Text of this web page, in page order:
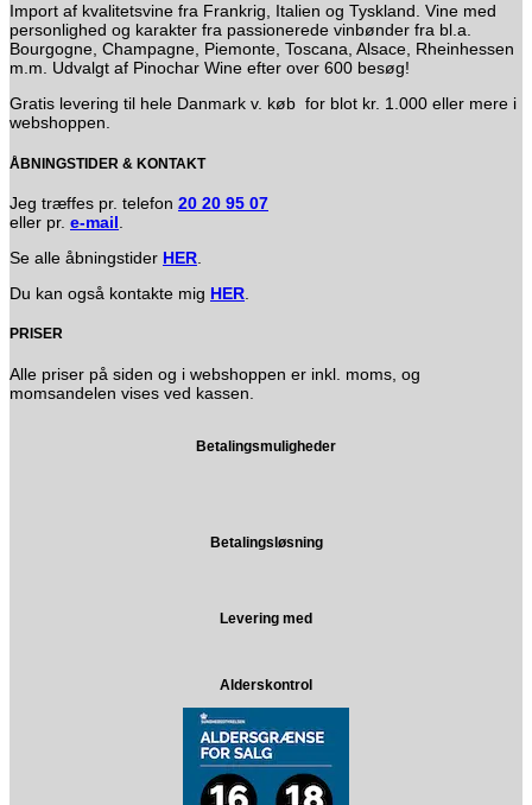
Import af kvalitetsvine fra Frankrig, Italien og Tyskland. Vine med
personlighed og karakter fra passionerede vinbønder fra bl.a.
Bourgogne, Champagne, Piemonte, Toscana, Alsace, Rheinhessen
m.m. Udvalgt af Pinochar Wine efter over 600 besøg!
Gratis levering til hele Danmark v. køb for blot kr. 1.000 eller mere i
webshoppen.
ÅBNINGSTIDER & KONTAKT
Jeg træffes pr. telefon 20 20 95 07
eller pr. e-mail
Se alle åbningstider HER
Du kan også kontakte mig HER
PRISER
Alle priser på siden og i webshoppen er inkl. moms, og
momsandelen vises ved kassen.
Betalingsmuligheder
Betalingsløsning
Levering med
Alderskontrol